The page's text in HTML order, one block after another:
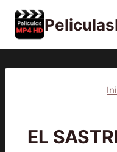
Saltar
contenido
EL